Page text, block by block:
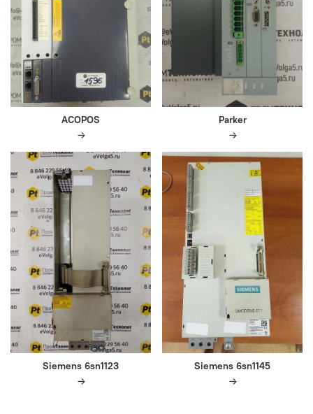
ACOPOS Parker
Siemens 6sn1123 Siemens 6sn1145